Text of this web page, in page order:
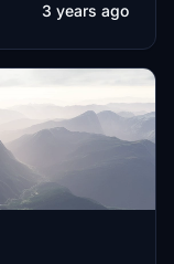
3 years ago